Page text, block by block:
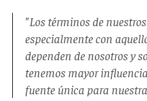
"Los términos de
especialmente con
dependen de nosotros y
tenemos mayor
fuente única para